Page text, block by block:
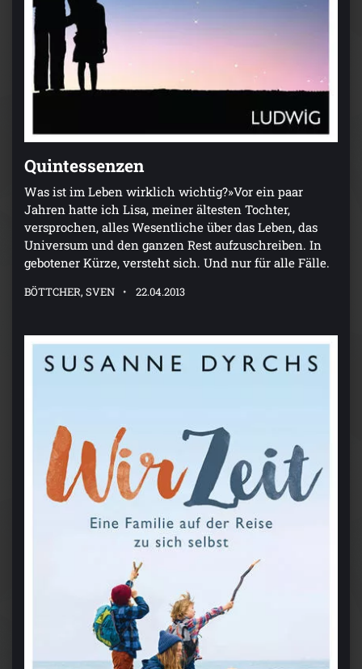
Quintessenzen
Was ist im Leben wirklich wichtig?»Vor ein paar
Jahren hatte ich Lisa, meiner ältesten Tochter,
versprochen, alles Wesentliche über das Leben, das
Universum und den ganzen Rest aufzuschreiben. In
gebotener Kürze, versteht sich. Und nur für alle Fälle.
BÖTTCHER, SVEN 22.04.2013